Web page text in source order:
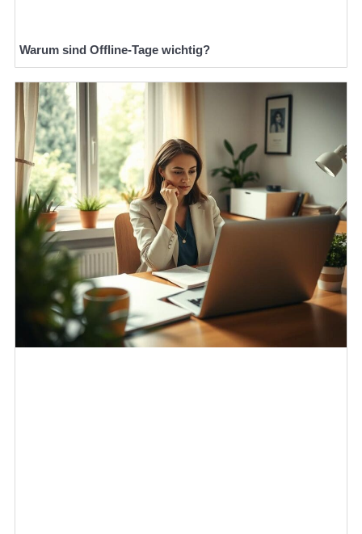
Warum sind Offline-Tage wichtig?